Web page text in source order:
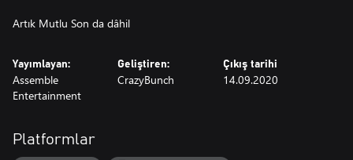
Artık Mutlu Son da dâhil
Yayımlayan:
Assemble
Entertainment
Geliştiren:
CrazyBunch
Çıkış tarihi
14.09.2020
Platformlar